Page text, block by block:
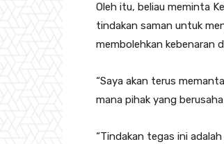
Oleh itu, beliau meminta
tindakan saman untuk
membolehkan kebenaran
“Saya akan terus
mana pihak yang
“Tindakan tegas ini